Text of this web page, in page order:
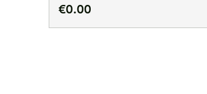
Price
€0.00